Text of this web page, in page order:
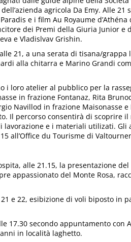
agricola Da Emy. Alle
e i film Au Royaume
dei Premi della Giuria Junior e
e Vladislvav Grishin.
21, a una serata di tisana/
alla chitarra e Marino Grandi
i loro atelier al pubblico per la
in frazione Fontanaz, Rita
Navillod in frazione Maisonasse e
Il percorso consentirà di scoprire
lavorazione e i materiali utilizati.
all’Office du Tourisme di
alle 21.15, la presentazione
appassionato del Monte Rosa,
e 22, esibizione di voli biposto in
17.30 secondo appuntamento con
in località laghetto.